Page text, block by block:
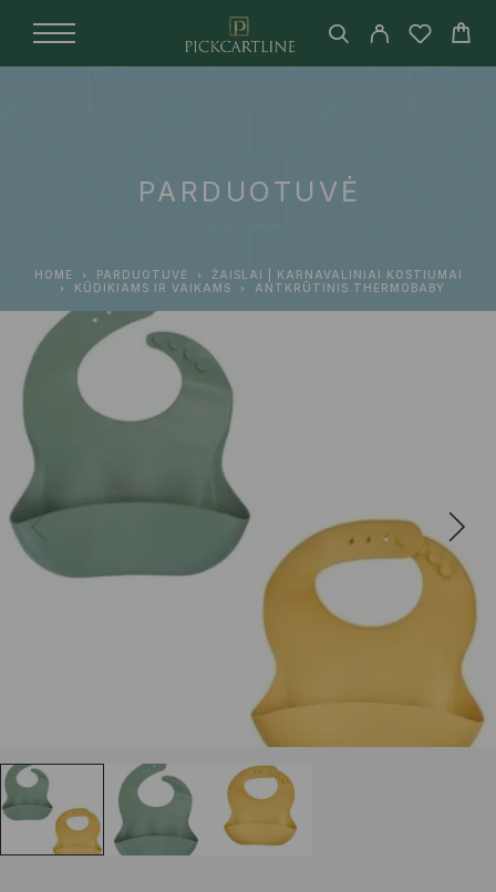
PARDUOTUVĖ
HOME PARDUOTUVĖ
ŽAISLAI | KARNAVALINIAI KOSTIUMAI
KŪDIKIAMS IR VAIKAMS
ANTKRŪTINIS THERMOBABY